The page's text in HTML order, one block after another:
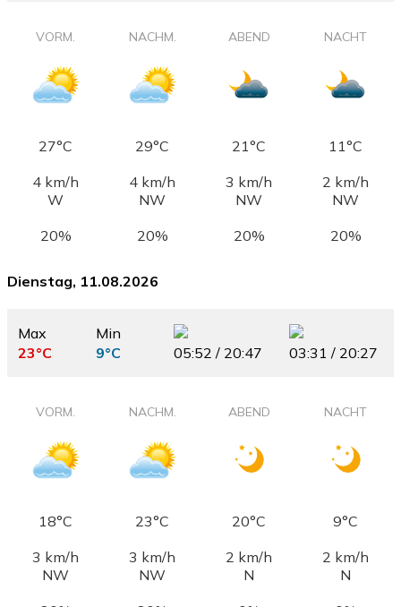
VORM. NACHM. ABEND NACHT
27°C 29°C 21°C
11°C
4 km/h
W
4 km/h
NW
3 km/h
NW
2 km/h
NW
20%
20% 20% 20%
Dienstag, 11.08.2026
Max
23°C
Min
9°C
05:52 / 20:47 03:31 / 20:27
VORM. NACHM. ABEND NACHT
18°C 23°C 20°C
9°C
3 km/h
NW
3 km/h
NW
2 km/h
N
2 km/h
N